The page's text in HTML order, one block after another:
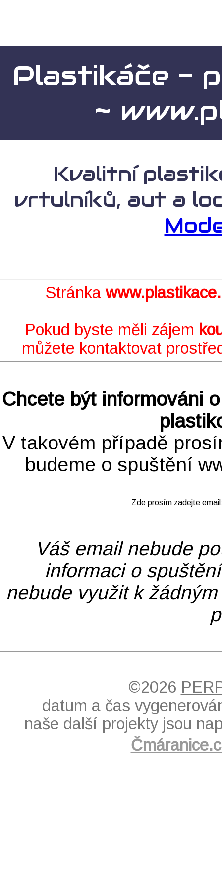
Plastikáče -
~
Kvalitní
vrtulníků, aut a
Stránka
Pokud byste měli zájem
můžete kontaktovat
Chcete být informováni
V takovém případě
budeme o spuštění
Zde prosím zadejte
Váš email nebude
informaci o
nebude využit k
©2026
datum a čas
naše další projekty jsou